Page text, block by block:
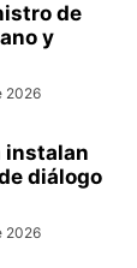
de
y
2026
instalan
diálogo
2026